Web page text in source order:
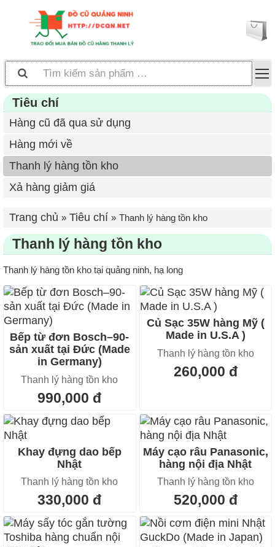
Tiêu chí
Hàng cũ đã qua sử dụng
Hàng mới về
Thanh lý hàng tồn kho
Xả hàng giảm giá
Trang chủ Tiêu chí Thanh lý hàng tồn kho
Thanh lý hàng tồn kho
Thanh lý hàng tồn kho tại quảng ninh, hạ long
Bếp từ đơn Bosch–90-
sản xuất tại Đức (Made
in Germany)
Thanh lý hàng tồn kho
990,000 đ
Củ Sạc 35W hàng Mỹ (
Made in U.S.A )
Thanh lý hàng tồn kho
260,000 đ
Khay đựng dao bếp
Nhật
Thanh lý hàng tồn kho
330,000 đ
Máy cạo râu Panasonic,
hàng nội địa Nhật
Thanh lý hàng tồn kho
520,000 đ